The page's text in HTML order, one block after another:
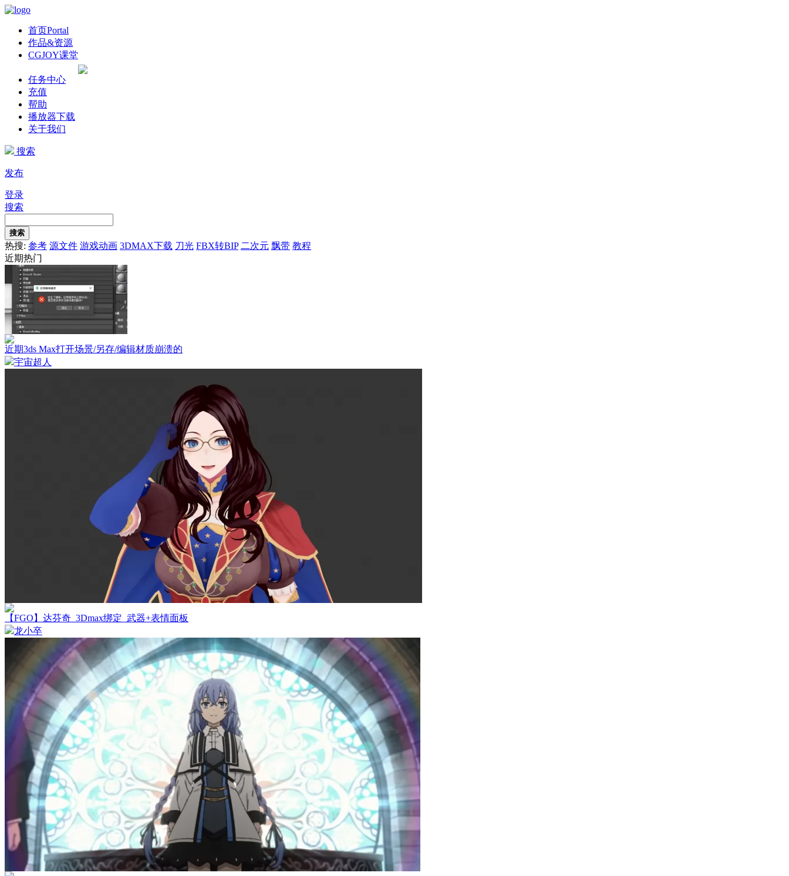
首页Portal
作品&资源
CGJOY课堂
任务中心
充值
帮助
播放器下载
关于我们
搜索
发布
登录
搜索
搜索
热搜: 参考 源文件 游戏动画 3DMAX下载 刀光 FBX转BIP 二次元 飘带 教程
近期热门
近期3ds Max打开场景/另存/编辑材质崩溃的
宇宙超人
【FGO】达芬奇_3Dmax绑定_武器+表情面板
龙小卒